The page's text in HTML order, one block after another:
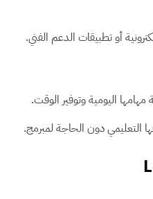
أو تطبيقات الدعم الفني.
مهامها اليومية وتوفير الوقت.
التعليمي دون الحاجة لمبرمج.